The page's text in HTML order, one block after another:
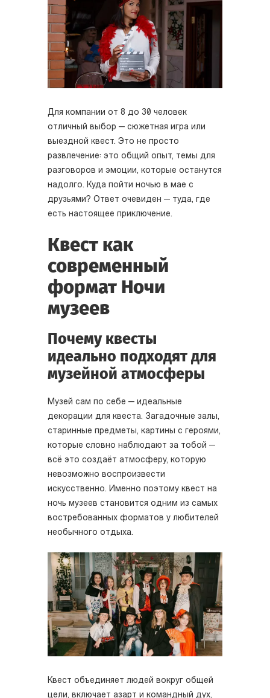
Для компании от 8 до 30 человек
отличный выбор — сюжетная игра или
выездной квест. Это не просто
развлечение: это общий опыт, темы для
разговоров и эмоции, которые останутся
надолго. Куда пойти ночью в мае с
друзьями? Ответ очевиден — туда, где
есть настоящее приключение.
Квест как
современный
формат Ночи
музеев
Почему квесты
идеально подходят для
музейной атмосферы
Музей сам по себе — идеальные
декорации для квеста. Загадочные залы,
старинные предметы, картины с героями,
которые словно наблюдают за тобой —
всё это создаёт атмосферу, которую
невозможно воспроизвести
искусственно. Именно поэтому квест на
ночь музеев становится одним из самых
востребованных форматов у любителей
необычного отдыха.
Квест объединяет людей вокруг общей
цели, включает азарт и командный дух,